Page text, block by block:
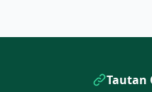
Tautan